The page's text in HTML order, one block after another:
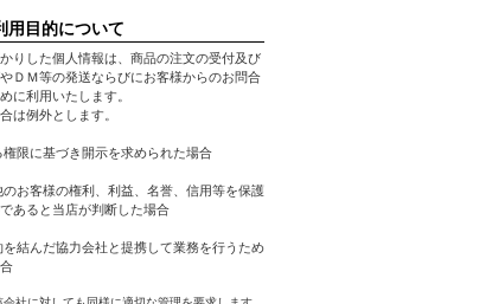
用目的について
りした個人情報は、商品の注文の受付及び
ＤＭ等の発送ならびにお客様からのお問合
に利用いたします。
は例外とします。
限に基づき開示を求められた場合
お客様の権利、利益、名誉、信用等を保護
あると当店が判断した場合
結んだ協力会社と提携して業務を行うため